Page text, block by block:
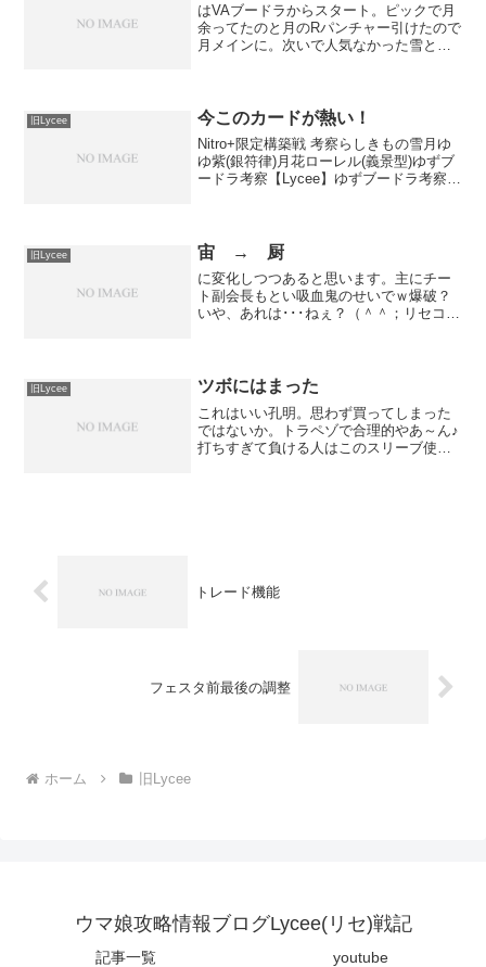
はVAブードラからスタート。ピックで月
余ってたのと月のRパンチャー引けたので
月メインに。次いで人気なかった雪と鉄
月雪日 ×最後に凡...
旧Lycee 今このカードが熱い！
Nitro+限定構築戦 考察らしきもの雪月ゆ
ゆ紫(銀符律)月花ローレル(義景型)ゆずブ
ードラ考察【Lycee】ゆずブードラ考察他
旧Lycee 宙 → 厨
に変化しつつあると思います。主にチー
ト副会長もとい吸血鬼のせいでｗ爆破？
いや、あれは･･･ねぇ？（＾＾；リセコウ
鈴。その後お互いエ...
旧Lycee ツボにはまった
これはいい孔明。思わず買ってしまった
ではないか。トラペゾで合理的やあ～ん♪
打ちすぎて負ける人はこのスリーブ使え
トレード機能
フェスタ前最後の調整
ホーム 旧Lycee
ウマ娘攻略情報ブログLycee(リセ)戦記
記事一覧 youtube